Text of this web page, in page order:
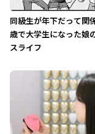
同級生が年下だって関
歳で大学生になった娘
スライフ